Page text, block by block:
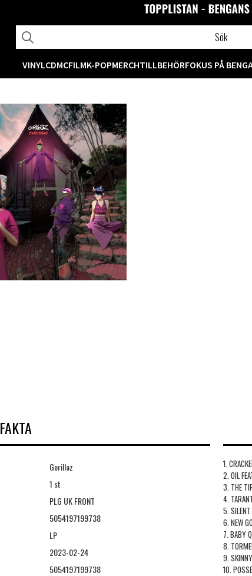
VINYLCDMCFILMK-POPMERCHTILLBEHÖRFOKUS PÅ
FAKTA
Gorillaz
1 st
PLG UK FRONT
5054197199738
LP
2023-02-24
5054197199738
1.
2. OIL
3. THE
4.
5. SILENT
6. NEW
7. BABY
8.
9.
10.